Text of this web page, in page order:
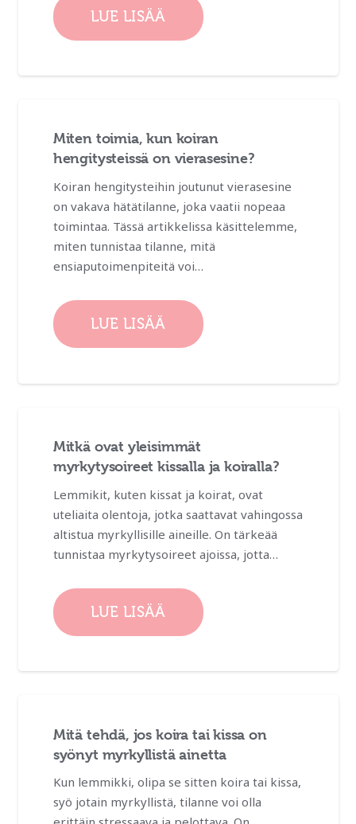
LUE LISÄÄ
Miten toimia, kun koiran
hengitysteissä on vierasesine?
Koiran hengitysteihin joutunut vierasesine
on vakava hätätilanne, joka vaatii nopeaa
toimintaa. Tässä artikkelissa käsittelemme,
miten tunnistaa tilanne, mitä
ensiaputoimenpiteitä voi…
LUE LISÄÄ
Mitkä ovat yleisimmät
myrkytysoireet kissalla ja koiralla?
Lemmikit, kuten kissat ja koirat, ovat
uteliaita olentoja, jotka saattavat vahingossa
altistua myrkyllisille aineille. On tärkeää
tunnistaa myrkytysoireet ajoissa, jotta…
LUE LISÄÄ
Mitä tehdä, jos koira tai kissa on
syönyt myrkyllistä ainetta
Kun lemmikki, olipa se sitten koira tai kissa,
syö jotain myrkyllistä, tilanne voi olla